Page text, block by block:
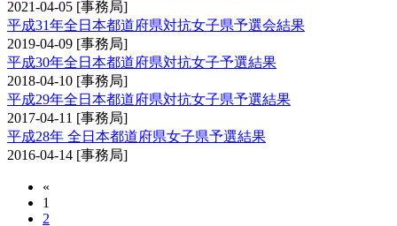
2021-04-05 [事務局]
平成31年全日本都道府県対抗女子県予選会結果
2019-04-09 [事務局]
平成30年全日本都道府県対抗女子予選結果
2018-04-10 [事務局]
平成29年全日本都道府県対抗女子県予選結果
2017-04-11 [事務局]
平成28年 全日本都道府県女子県予選結果
2016-04-14 [事務局]
«
1
2